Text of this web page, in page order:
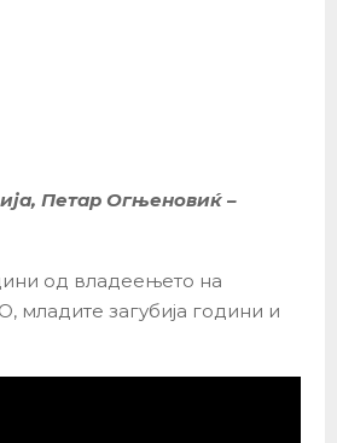
Петар Огњеновиќ –
од владеењето на
загубија години и